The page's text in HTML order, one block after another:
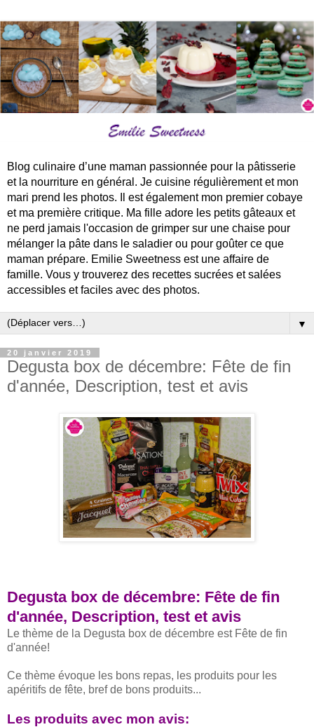
Blog culinaire d’une maman passionnée pour la pâtisserie
et la nourriture en général. Je cuisine régulièrement et mon
mari prend les photos. Il est également mon premier cobaye
et ma première critique. Ma fille adore les petits gâteaux et
ne perd jamais l'occasion de grimper sur une chaise pour
mélanger la pâte dans le saladier ou pour goûter ce que
maman prépare. Emilie Sweetness est une affaire de
famille. Vous y trouverez des recettes sucrées et salées
accessibles et faciles avec des photos.
▼
20 janvier 2019
Degusta box de décembre: Fête de fin
d'année, Description, test et avis
Degusta box de décembre: Fête de fin
d'année, Description, test et avis
Le thème de la Degusta box de décembre est Fête de fin
d'année!
Ce thème évoque les bons repas, les produits pour les
apéritifs de fête, bref de bons produits...
Les produits avec mon avis: